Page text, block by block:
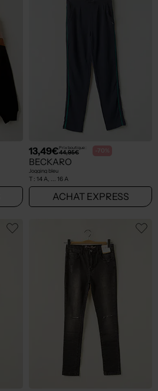
13,49€Prix boutique :
44,95€ -70%
BECKARO
Jogging bleu
T : 14 A, ... 16 A
ACHAT EXPRESS